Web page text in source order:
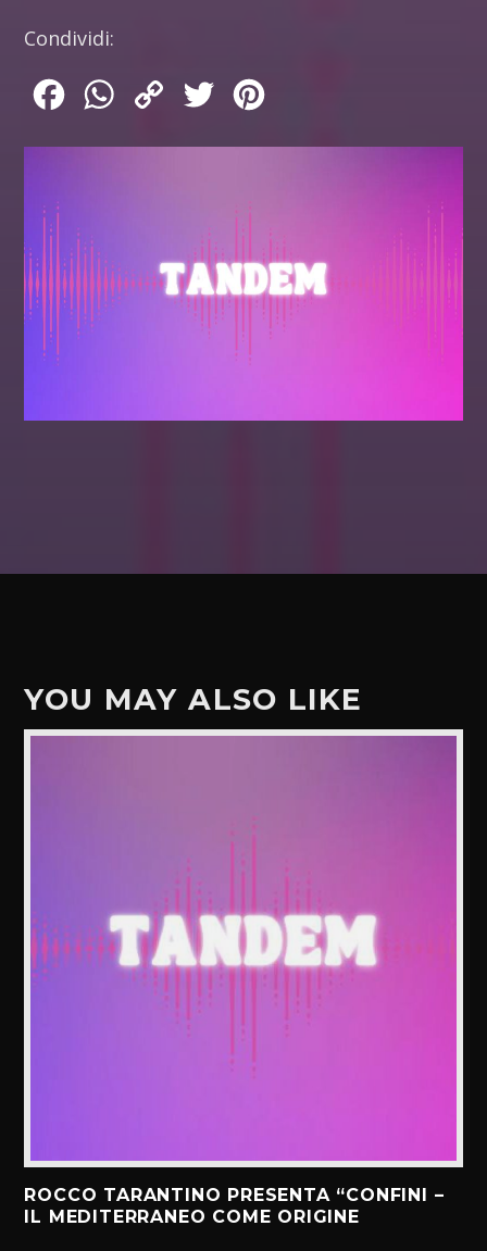
Condividi:
FacebookWhatsApp
Copy
Twitter
YOU MAY ALSO LIKE
ROCCO TARANTINO PRESENTA “CONFINI –
IL MEDITERRANEO COME ORIGINE